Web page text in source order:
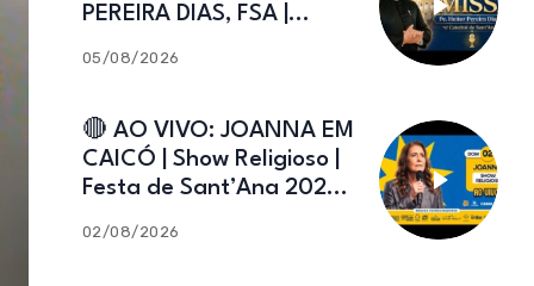
PEREIRA DIAS, FSA |
Caicó-RN
05/08/2026
🔴 AO VIVO: JOANNA EM
CAICÓ | Show Religioso |
Festa de Sant’Ana 2026 |
02/08/2026